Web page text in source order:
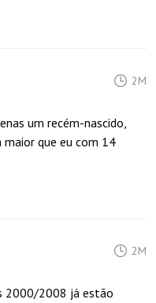
2M
um recém-nascido,
maior que eu com 14
2M
2000/2008 já estão